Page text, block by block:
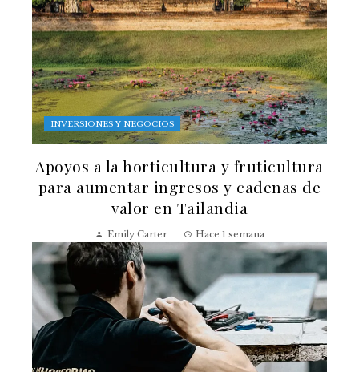
INVERSIONES Y NEGOCIOS
Apoyos a la horticultura y fruticultura
para aumentar ingresos y cadenas de
valor en Tailandia
Emily Carter Hace 1 semana